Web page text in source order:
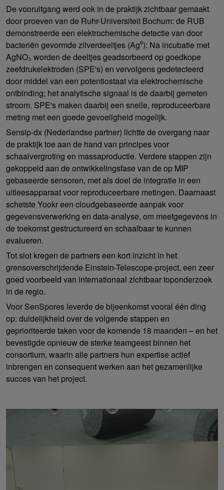
De vooruitgang werd ook in de praktijk zichtbaar gemaakt
door proeven van de Ruhr-Universiteit Bochum: de RUB
demonstreerde een elektrochemische detectie van door
bacteriën gevormde zilverdeeltjes (Ag⁰): Na incubatie met
AgNO₃ worden de deeltjes geadsorbeerd op goedkope
zeefdrukelektroden (SPE's) en vervolgens gedetecteerd
door middel van een potentiostaat via elektrochemische
ontbinding; het analytische signaal is de daarbij gemeten
stroom. SPE's maken daarbij een snelle, reproduceerbare
meting met een goede gevoeligheid mogelijk.
Sensip-dx (Nederlandse partner) lichtte de overgang naar
de praktijk toe aan de hand van principes voor
schaalvergroting en massaproductie. Verdere stappen zijn
gekoppeld aan de ontwikkelingsfase van de op MIP
gebaseerde sensoren, met als doel de integratie in een
uitleesapparaat voor reproduceerbare metingen. Daarnaast
schetste Yookr een cloudgebaseerde aanpak voor
gegevensverwerking en data-analyse, om meetgegevens in
de toekomst gestructureerd en schaalbaar te kunnen
evalueren.
Tot slot kregen de partners een kort inzicht in het
grensoverschrijdende Einstein-Telescope-project, een zeer
goed voorbeeld van internationaal zichtbaar toponderzoek
in de regio.
Voor SenSpores leverde de bijeenkomst vooral één ding
op: duidelijkheid over de volgende stappen en
geprioriteerde taken voor de komende 18 maanden – en het
bevestigde opnieuw de sterke teamgeest binnen het
consortium, waarin alle partners hun expertise actief
inbrengen en consequent werken aan het gezamenlijke
succes van het project.